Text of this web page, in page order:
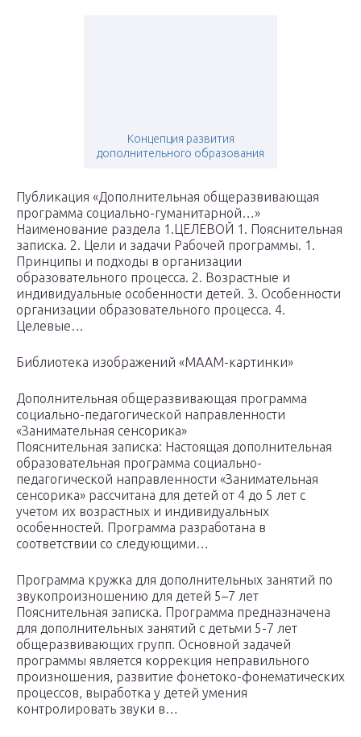
Концепция развития
дополнительного образования
Публикация «Дополнительная общеразвивающая
программа социально-гуманитарной…»
Наименование раздела 1.ЦЕЛЕВОЙ 1. Пояснительная
записка. 2. Цели и задачи Рабочей программы. 1.
Принципы и подходы в организации
образовательного процесса. 2. Возрастные и
индивидуальные особенности детей. 3. Особенности
организации образовательного процесса. 4.
Целевые…
Библиотека изображений «МААМ-картинки»
Дополнительная общеразвивающая программа
социально-педагогической направленности
«Занимательная сенсорика»
Пояснительная записка: Настоящая дополнительная
образовательная программа социально-
педагогической направленности «Занимательная
сенсорика» рассчитана для детей от 4 до 5 лет с
учетом их возрастных и индивидуальных
особенностей. Программа разработана в
соответствии со следующими…
Программа кружка для дополнительных занятий по
звукопроизношению для детей 5–7 лет
Пояснительная записка. Программа предназначена
для дополнительных занятий с детьми 5-7 лет
общеразвивающих групп. Основной задачей
программы является коррекция неправильного
произношения, развитие фонетоко-фонематических
процессов, выработка у детей умения
контролировать звуки в…